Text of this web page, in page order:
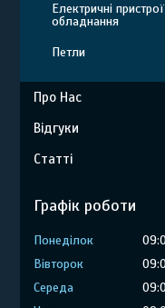
Електричні
обладнання
Петли
Про Нас
Відгуки
Статті
Графік роботи
Понеділок
Вівторок
Середа